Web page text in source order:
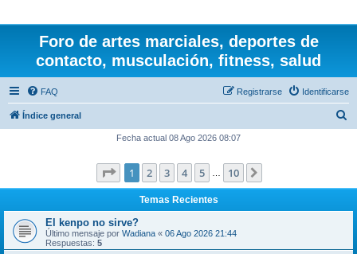
Foro de artes marciales, deportes de
contacto, musculación, fitness, salud
FAQ Identificarse
Registrarse
Índice general
a
r
Fecha actual 08 Ago 2026 08:07
Página de 10
1 2 3 4 5 10
Temas Recientes
El kenpo no sirve?
Último mensaje por Wadiana « 06 Ago 2026 21:44
Respuestas: 5